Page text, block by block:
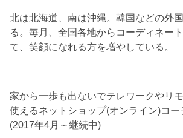
北は北海道、南は沖縄。韓国などの外
る。毎月、全国各地からコーディネー
て、笑顔になれる方を増やしている。
家から一歩も出ないでテレワークやリ
使えるネットショップ(オンライン)コ
(2017年4月～継続中)